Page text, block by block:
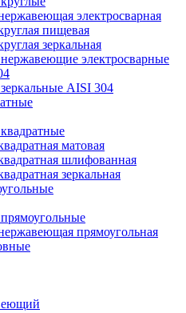
электросварная
пищевая
зеркальная
электросварные
AISI 304
матовая
шлифованная
зеркальная
прямоугольная